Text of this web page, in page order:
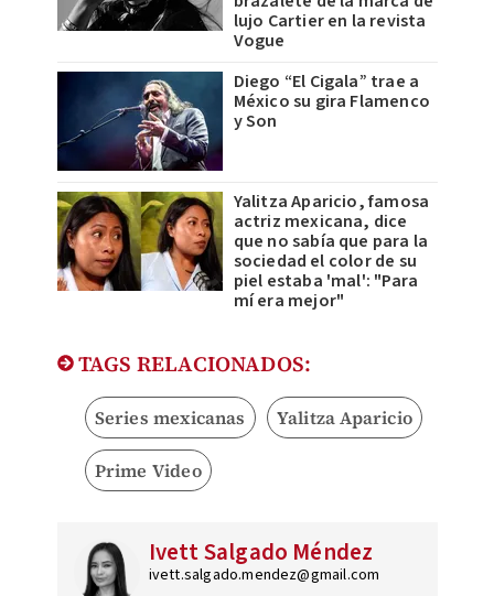
lujo Cartier en la revista
Vogue
Diego “El Cigala” trae a
México su gira Flamenco
y Son
Yalitza Aparicio, famosa
actriz mexicana, dice
que no sabía que para la
sociedad el color de su
piel estaba 'mal': "Para
mí era mejor"
TAGS RELACIONADOS:
Series mexicanas Yalitza Aparicio
Prime Video
Ivett Salgado Méndez
ivett.salgado.mendez@gmail.com